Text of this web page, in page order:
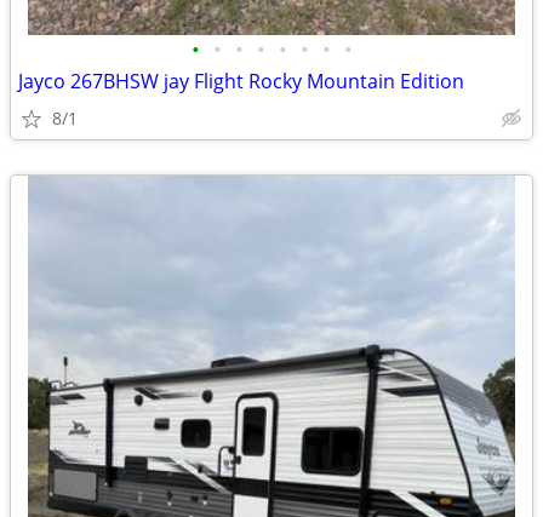
• • • • • • • •
Jayco 267BHSW jay Flight Rocky Mountain Edition
8/1